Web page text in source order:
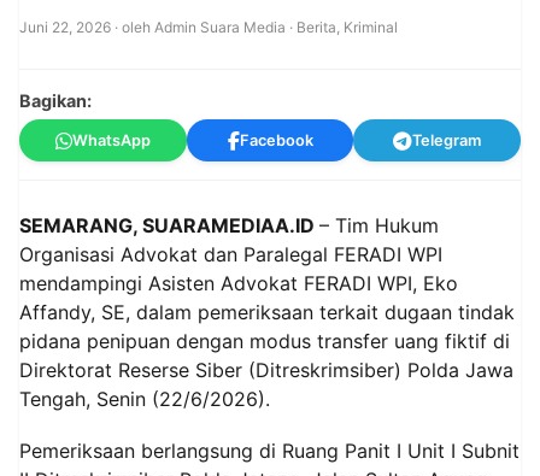
Juni 22, 2026 · oleh Admin Suara Media · Berita, Kriminal
Bagikan:
WhatsApp Facebook Telegram
SEMARANG, SUARAMEDIAA.ID – Tim Hukum
Organisasi Advokat dan Paralegal FERADI WPI
mendampingi Asisten Advokat FERADI WPI, Eko
Affandy, SE, dalam pemeriksaan terkait dugaan tindak
pidana penipuan dengan modus transfer uang fiktif di
Direktorat Reserse Siber (Ditreskrimsiber) Polda Jawa
Tengah, Senin (22/6/2026).
Pemeriksaan berlangsung di Ruang Panit I Unit I Subnit